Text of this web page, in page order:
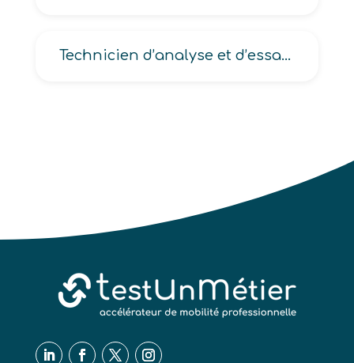
Technicien d’analyse et d’essais métallurgique, de développement technologique, de la police technique et scientifique